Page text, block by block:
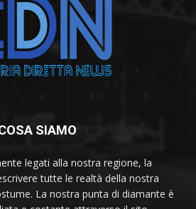
SIAMO
legati alla nostra regione, la
tutte le realtà della nostra
La nostra punta di diamante è